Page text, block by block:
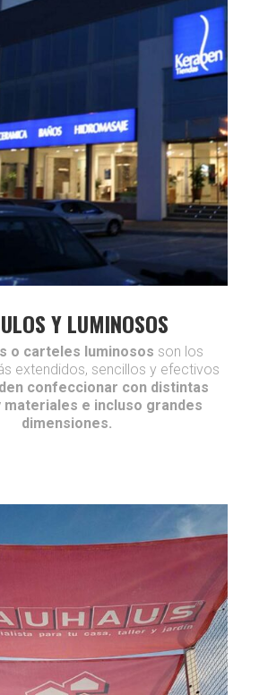
Y LUMINOSOS
o carteles luminosos son los
extendidos, sencillos y efectivos
confeccionar con distintas
materiales e incluso grandes
dimensiones.